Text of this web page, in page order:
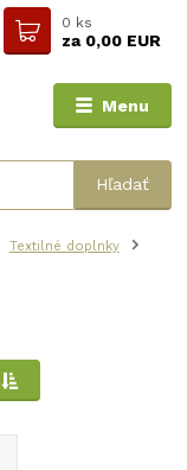
Menu
Hľadať
0 ks
za0,00 EUR
Textilné doplnky